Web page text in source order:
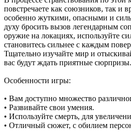
повстречаете как союзников, так и
особенно жуткими, опасными и
духу бросить вызов легендарным
оружие на локациях, используйте
становитесь сильнее с каждым
Тщательно изучайте мир и
вас будут ждать приятные сюрпризы.
Особенности игры:
• Вам доступно множество
• Развивайте свои умения.
• Используйте смерть, для
• Отличный сюжет, с обилием